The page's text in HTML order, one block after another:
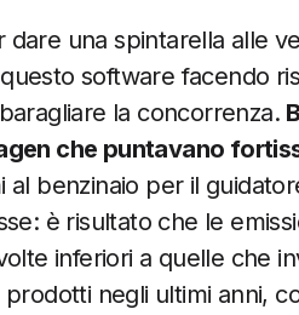
una spintarella alle
software facendo
la concorrenza.
che puntavano
al benzinaio per il
è risultato che le
inferiori a quelle che
negli ultimi anni,